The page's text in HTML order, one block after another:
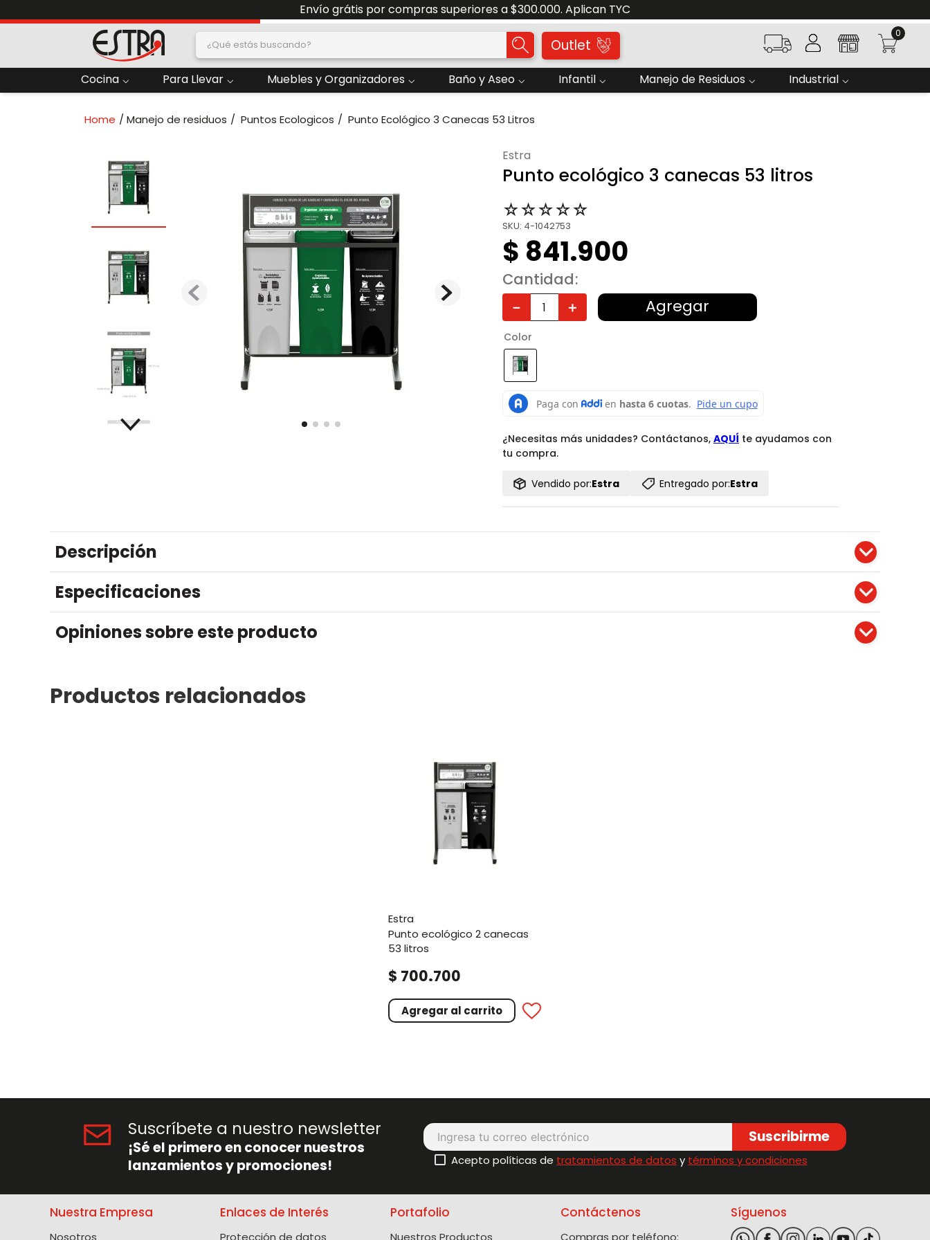
Envío grátis por compras superiores a $300.000. Aplican TYC
¿Qué estás buscando?
Outlet
0
Cocina Para Llevar Muebles y Organizadores Baño y Aseo Infantil Manejo de Residuos Industrial
Manejo de residuos Puntos Ecologicos Punto Ecológico 3 Canecas 53 Litros
estra
Punto ecológico 3 canecas 53 litros
☆☆☆☆☆
SKU: 4-1042753
$ 841.900
Cantidad
＋
－ Agregar
Color
¿Necesitas más unidades? Contáctanos, AQUÍ te ayudamos con
tu compra.
Vendido por:Estra Entregado por:Estra
Descripción
Especificaciones
Opiniones sobre este producto
Productos relacionados
estra
punto ecológico 2 canecas
53 litros
$ 700.700
Agregar al carrito
Suscríbete a nuestro newsletter
¡Sé el primero en conocer nuestros
lanzamientos y promociones!
Suscribirme
Acepto políticas de tratamientos de datos y términos y condiciones
Nuestra Empresa
Nosotros
Enlaces de Interés
Protección de datos
Portafolio
Nuestros Productos
Contáctenos
Compras por teléfono:
Síguenos
Papelera
6. Termo
8. Contenedor